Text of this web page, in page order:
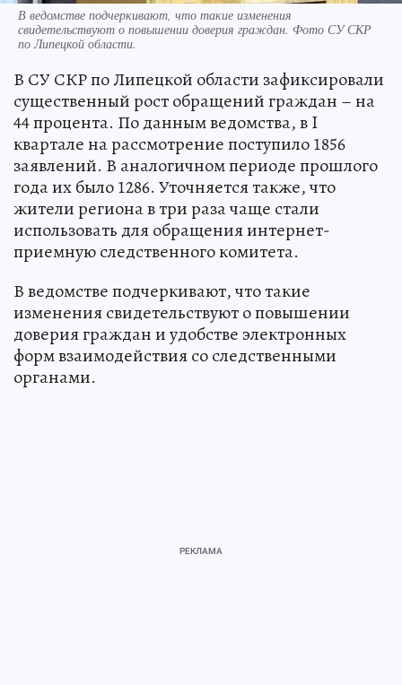
В ведомстве подчеркивают, что такие изменения
свидетельствуют о повышении доверия граждан. Фото СУ СКР
по Липецкой области.
В СУ СКР по Липецкой области зафиксировали
существенный рост обращений граждан – на
44 процента. По данным ведомства, в I
квартале на рассмотрение поступило 1856
заявлений. В аналогичном периоде прошлого
года их было 1286. Уточняется также, что
жители региона в три раза чаще стали
использовать для обращения интернет-
приемную следственного комитета.
В ведомстве подчеркивают, что такие
изменения свидетельствуют о повышении
доверия граждан и удобстве электронных
форм взаимодействия со следственными
органами.